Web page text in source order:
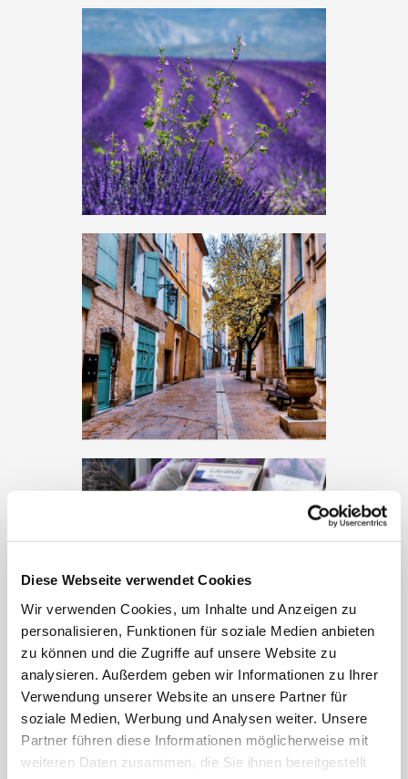
Diese Webseite verwendet Cookies
Wir verwenden Cookies, um Inhalte und Anzeigen zu
personalisieren, Funktionen für soziale Medien anbieten
zu können und die Zugriffe auf unsere Website zu
analysieren. Außerdem geben wir Informationen zu Ihrer
Verwendung unserer Website an unsere Partner für
soziale Medien, Werbung und Analysen weiter. Unsere
Partner führen diese Informationen möglicherweise mit
weiteren Daten zusammen, die Sie ihnen bereitgestellt
Diese nennt sich selbst die
„Welthauptstadt des Parfums“. Der
Duft von Jasmin, Rose und natürlich
Lavendel ist jedes Jahr eine